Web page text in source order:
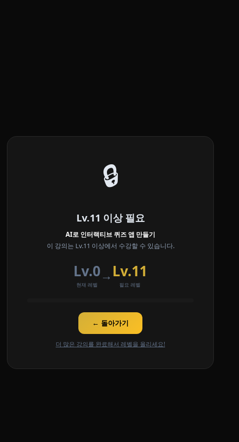
🔒
Lv.11 이상 필요
AI로 인터랙티브 퀴즈 앱 만들기
이 강의는 Lv.11 이상에서 수강할 수 있습니다.
Lv.0
현재 레벨
→ Lv.11
필요 레벨
← 돌아가기
더 많은 강의를 완료해서 레벨을 올리세요!